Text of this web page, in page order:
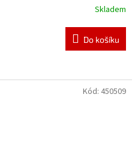
Skladem
Do košíku
Kód: 450509